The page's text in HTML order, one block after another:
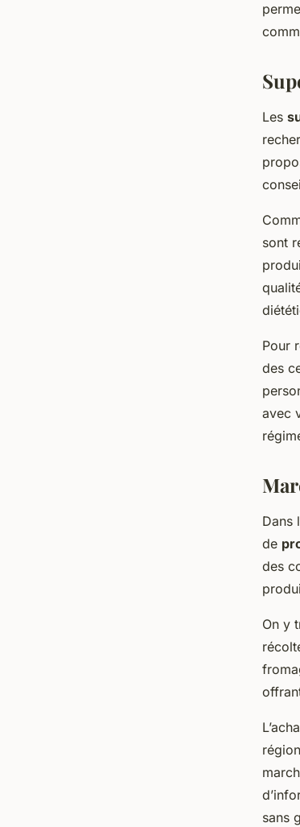
Les
sont
Pour
des
avec
Dans
de
des
On y
sans